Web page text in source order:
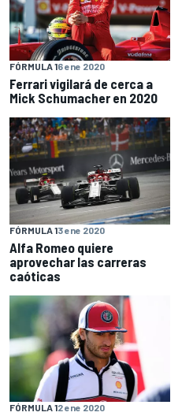
FÓRMULA 16 ene 2020
Ferrari vigilará de cerca a
Mick Schumacher en 2020
FÓRMULA 13 ene 2020
Alfa Romeo quiere
aprovechar las carreras
caóticas
FÓRMULA 12 ene 2020